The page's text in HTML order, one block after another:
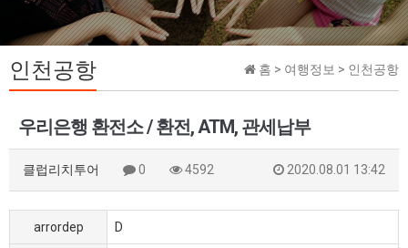
홈 > 여행정보 > 인천공항
인천공항
우리은행 환전소 / 환전, ATM, 관세납부
클럽리치투어 0 4592 2020.08.01 13:42
arrordep D